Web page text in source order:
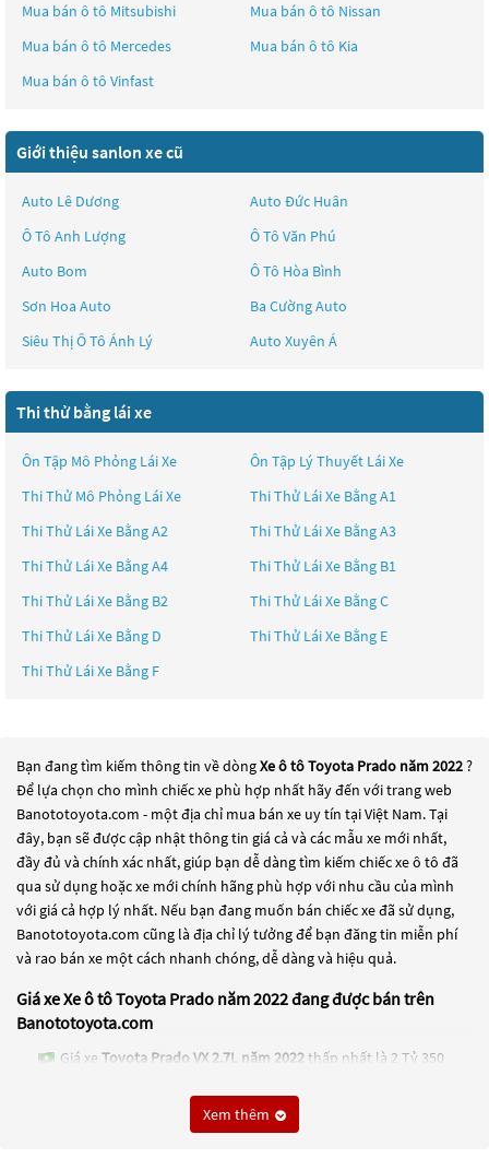
Mua bán ô tô Mitsubishi Mua bán ô tô Nissan
Mua bán ô tô Mercedes Mua bán ô tô Kia
Mua bán ô tô Vinfast
Giới thiệu sanlon xe cũ
Auto Lê Dương
Auto Đức Huân
Ô Tô Anh Lượng
Ô Tô Văn Phú
Auto Bom
Ô Tô Hòa Bình
Sơn Hoa Auto
Ba Cường Auto
Siêu Thị Ô Tô Ánh Lý
Auto Xuyên Á
Thi thử bằng lái xe
Ôn Tập Mô Phỏng Lái Xe
Ôn Tập Lý Thuyết Lái Xe
Thi Thử Mô Phỏng Lái Xe
Thi Thử Lái Xe Bằng A1
Thi Thử Lái Xe Bằng A2
Thi Thử Lái Xe Bằng A3
Thi Thử Lái Xe Bằng A4
Thi Thử Lái Xe Bằng B1
Thi Thử Lái Xe Bằng B2
Thi Thử Lái Xe Bằng C
Thi Thử Lái Xe Bằng D
Thi Thử Lái Xe Bằng E
Thi Thử Lái Xe Bằng F
Bạn đang tìm kiếm thông tin về dòngXe ô tô Toyota Prado năm 2022?
Để lựa chọn cho mình chiếc xe phù hợp nhất hãy đến với trang web
Banototoyota.com - một địa chỉ mua bán xe uy tín tại Việt Nam. Tại
đây, bạn sẽ được cập nhật thông tin giá cả và các mẫu xe mới nhất,
đầy đủ và chính xác nhất, giúp bạn dễ dàng tìm kiếm chiếc xe ô tô đã
qua sử dụng hoặc xe mới chính hãng phù hợp với nhu cầu của mình
với giá cả hợp lý nhất. Nếu bạn đang muốn bán chiếc xe đã sử dụng,
Banototoyota.com cũng là địa chỉ lý tưởng để bạn đăng tin miễn phí
và rao bán xe một cách nhanh chóng, dễ dàng và hiệu quả.
Giá xe Xe ô tô Toyota Prado năm 2022 đang được bán trên
Banototoyota.com
Giá xe Toyota Prado VX 2.7L năm 2022 thấp nhất là 2 Tỷ 350
Xe ô tô Toyota Prado năm 2022đang trở thành một lựa
Xem thêm